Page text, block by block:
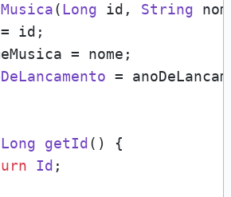
Musica( Long id, String
= id;
= nome;
=
Long getId ( ) {
Id ;